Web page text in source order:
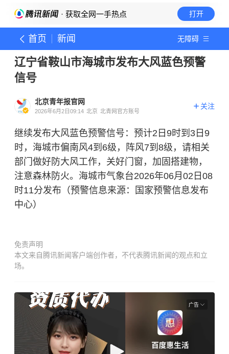
· 获取全网一手热点 打开
首页 新闻 无障碍
辽宁省鞍山市海城市发布大风蓝色预警
信号
北京青年报官网
2026年6月2日09:14 北京 北青网官方账号
关注
继续发布大风蓝色预警信号：预计2日9时到3日9
时，海城市偏南风4到6级，阵风7到8级，请相关
部门做好防大风工作，关好门窗，加固搭建物，
注意森林防火。海城市气象台2026年06月02日08
时11分发布（预警信息来源：国家预警信息发布
中心）
免责声明
本文来自腾讯新闻客户端创作者，不代表腾讯新闻的观点和立
场。
广告